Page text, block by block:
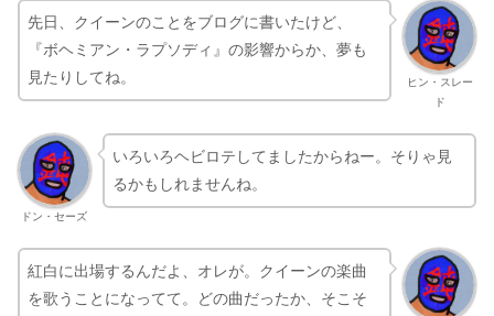
ヒン・スレー
ド
先日、クイーンのことをブログに書いたけど、
『ボヘミアン・ラプソディ』の影響からか、夢も
見たりしてね。
ドン・セーズ
いろいろヘビロテしてましたからねー。そりゃ見
るかもしれませんね。
紅白に出場するんだよ、オレが。クイーンの楽曲
を歌うことになってて。どの曲だったか、そこそ